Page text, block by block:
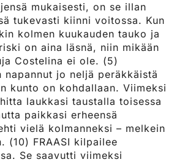
mukaisesti, on se illan
tukevasti kiinni voitossa. Kun
kolmen kuukauden tauko ja
on aina läsnä, niin mikään
Costelina ei ole. (5)
napannut jo neljä peräkkäistä
kunto on kohdallaan. Viimeksi
laukkasi taustalla toisessa
paikkasi erheensä
vielä kolmanneksi – melkein
(10) FRAASI kilpailee
Se saavutti viimeksi